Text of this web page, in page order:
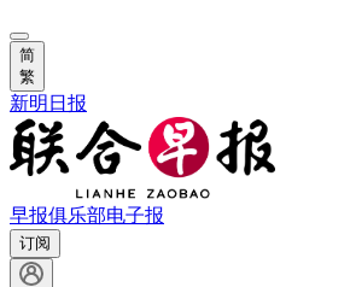
简
繁
新明日报
早报俱乐部电子报
订阅